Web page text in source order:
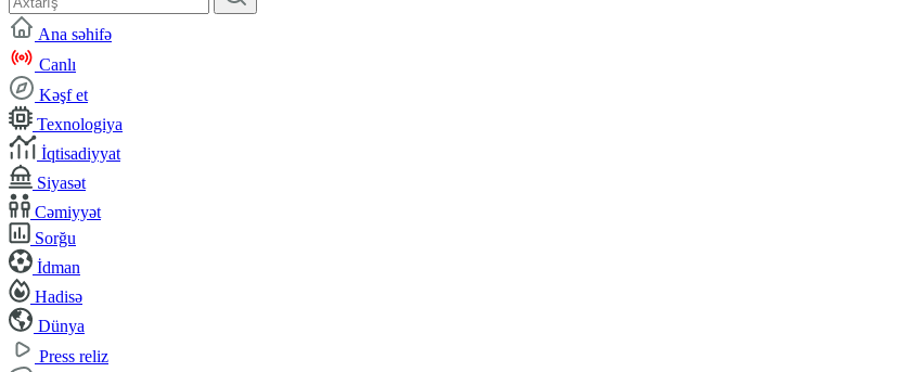
Ana səhifə
Canlı
Kəşf et
Texnologiya
İqtisadiyyat
Siyasət
Cəmiyyət
Sorğu
İdman
Hadisə
Dünya
Press reliz